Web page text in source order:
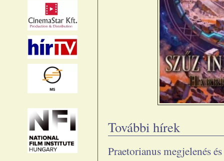
További hírek
Praetorianus megjelenés